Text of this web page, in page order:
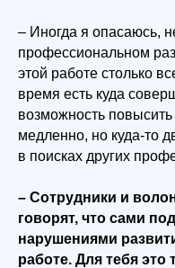
– Иногда я опасаюсь,
профессиональном
этой работе столько
время есть куда
возможность
медленно, но куда-то
в поисках других
– Сотрудники и
говорят, что сами
нарушениями
работе. Для тебя это